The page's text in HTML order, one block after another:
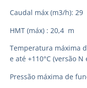
Caudal máx (m3/h): 29
HMT (máx) : 20,4 m
Temperatura máxima
e até +110°C (versão N
Pressão máxima de